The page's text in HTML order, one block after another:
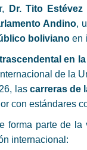
Dr. Tito Estévez
Andino,
boliviano en
en
de la
las carreras de
con estándares
forma parte de
internacional: